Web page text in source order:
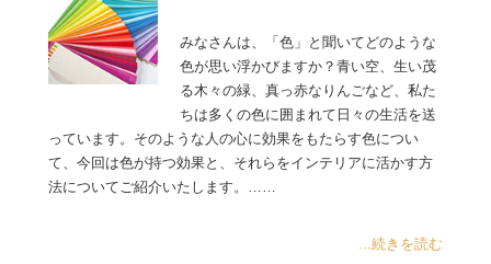
みなさんは、「色」と聞いてどのような
色が思い浮かびますか？青い空、生い茂
る木々の緑、真っ赤なりんごなど、私た
ちは多くの色に囲まれて日々の生活を送
っています。そのような人の心に効果をもたらす色につい
て、今回は色が持つ効果と、それらをインテリアに活かす方
法についてご紹介いたします。……
...続きを読む